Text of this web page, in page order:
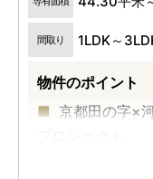
間取り 1LDK～
物件のポイント
京都田の字×
１F共用部と